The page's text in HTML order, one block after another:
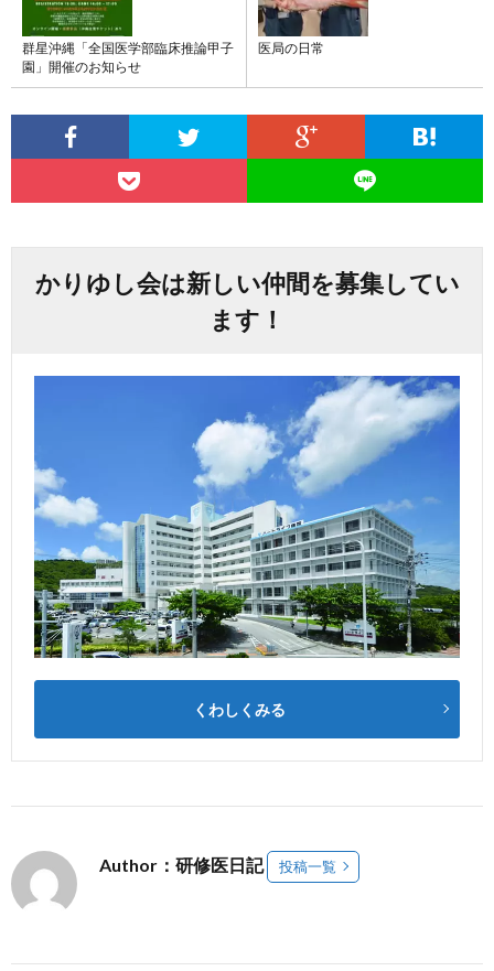
群星沖縄「全国医学部臨床推論甲子
園」開催のお知らせ
医局の日常
かりゆし会は新しい仲間を募集してい
ます！
くわしくみる
Author：研修医日記 投稿一覧